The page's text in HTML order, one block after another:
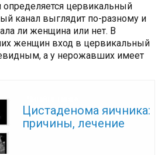
цервикальный
канал выглядит по-разному и
ли женщина или нет. В
женщин вход в цервикальный
а у нерожавших имеет
Цистаденома яичника:
причины, лечение